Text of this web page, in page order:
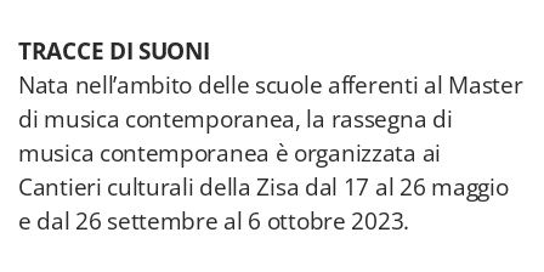
TRACCE DI SUONI
Nata nell’ambito delle scuole afferenti al Master
di musica contemporanea, la rassegna di
musica contemporanea è organizzata ai
Cantieri culturali della Zisa dal 17 al 26 maggio
e dal 26 settembre al 6 ottobre 2023.